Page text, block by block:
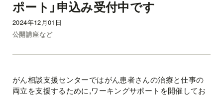
ポート」申込み受付中です
2024年12月01日
公開講座など
がん相談支援センターではがん患者さんの治療と仕事の
両立を支援するために,ワーキングサポートを開催してお